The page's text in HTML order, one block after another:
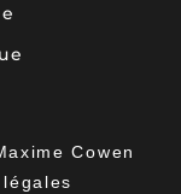
Cowen